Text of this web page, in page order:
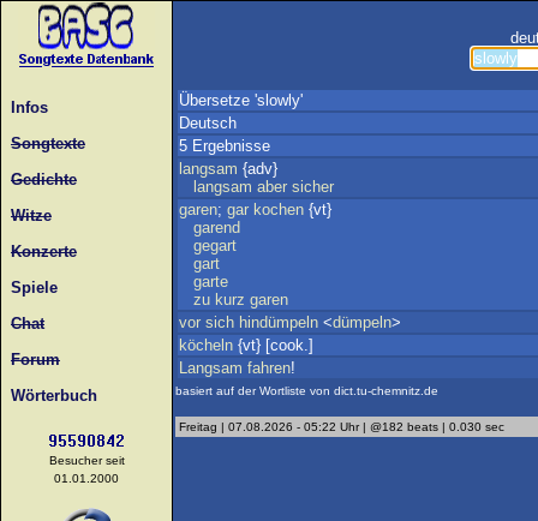
Infos
Songtexte
Gedichte
Witze
Konzerte
Spiele
Chat
Forum
Wörterbuch
Besucher seit
01.01.2000
Übersetze 'slowly'
Deutsch
5 Ergebnisse
langsam {adv}
langsam aber sicher
garen; gar kochen {vt}
garend
gegart
gart
garte
zu kurz garen
vor sich hindümpeln <dümpeln>
köcheln {vt} [cook.]
Langsam fahren!
basiert auf der Wortliste von dict.tu-chemnitz.de
Freitag | 07.08.2026 - 05:22 Uhr | @182 beats | 0.030 sec